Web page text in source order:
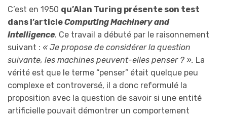
C’est en 1950 qu’Alan Turing présente son test
dans l’articleComputing Machinery and
Intelligence. Ce travail a débuté par le raisonnement
suivant : « Je propose de considérer la question
suivante, les machines peuvent-elles penser ? ». La
vérité est que le terme “penser” était quelque peu
complexe et controversé, il a donc reformulé la
proposition avec la question de savoir si une entité
artificielle pouvait démontrer un comportement